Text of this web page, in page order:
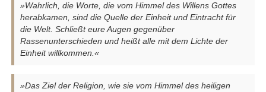
»Wahrlich, die Worte, die vom Himmel des Willens Gottes
herabkamen, sind die Quelle der Einheit und Eintracht für
die Welt. Schließt eure Augen gegenüber
Rassenunterschieden und heißt alle mit dem Lichte der
Einheit willkommen.«
»Das Ziel der Religion, wie sie vom Himmel des heiligen